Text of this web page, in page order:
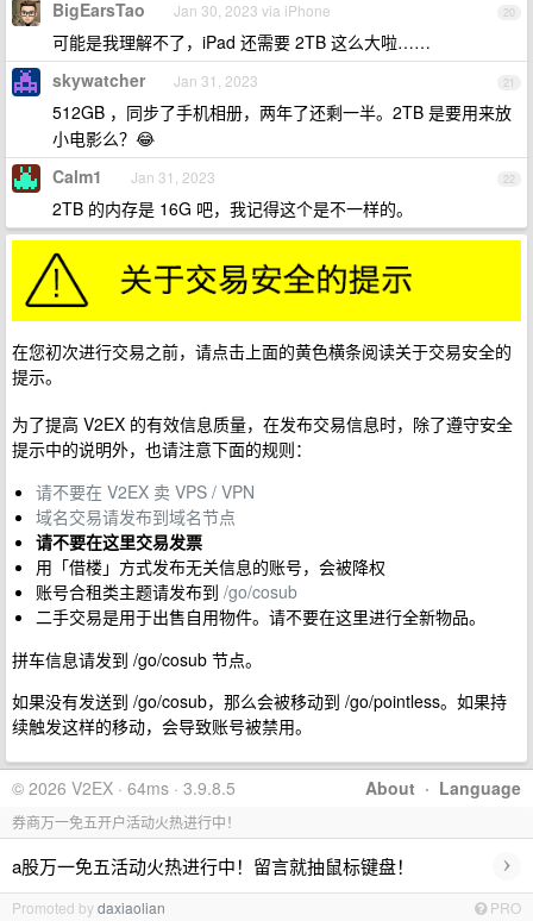
20
BigEarsTao Jan 30, 2023 via iPhone
可能是我理解不了，iPad 还需要 2TB 这么大啦……
21
skywatcher Jan 31, 2023
512GB ，同步了手机相册，两年了还剩一半。2TB 是要用来放
小电影么？😂
22
Calm1 Jan 31, 2023
2TB 的内存是 16G 吧，我记得这个是不一样的。
在您初次进行交易之前，请点击上面的黄色横条阅读关于交易安全的
提示。
为了提高 V2EX 的有效信息质量，在发布交易信息时，除了遵守安全
提示中的说明外，也请注意下面的规则：
请不要在 V2EX 卖 VPS / VPN
域名交易请发布到域名节点
请不要在这里交易发票
用「借楼」方式发布无关信息的账号，会被降权
账号合租类主题请发布到 /go/cosub
二手交易是用于出售自用物件。请不要在这里进行全新物品。
拼车信息请发到 /go/cosub 节点。
如果没有发送到 /go/cosub，那么会被移动到 /go/pointless。如果持
续触发这样的移动，会导致账号被禁用。
About · Language
© 2026 V2EX · 64ms · 3.9.8.5
券商万一免五开户活动火热进行中！
a股万一免五活动火热进行中！留言就抽鼠标键盘！ ›
Promoted bydaxiaolian PRO